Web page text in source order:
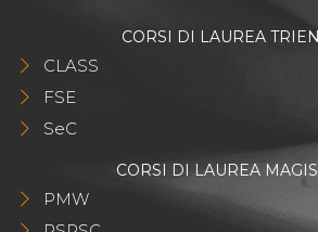
CORSI DI LAUREA
CLASS
FSE
SeC
CORSI DI LAUREA
PMW